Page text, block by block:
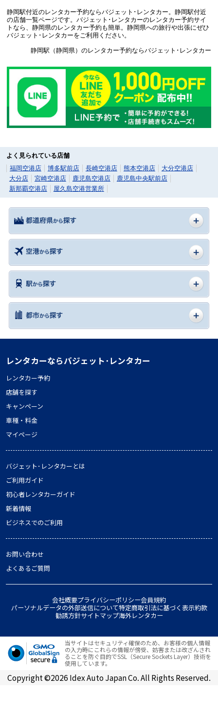
静岡駅付近のレンタカー予約ならバジェット･レンタカー。静岡駅付近
の店舗一覧ページです。バジェット･レンタカーのレンタカー予約サイ
トなら、静岡県のレンタカー予約も簡単。静岡県への旅行や出張にぜひ
バジェット･レンタカーをご利用ください。
静岡駅（静岡県）のレンタカー予約ならバジェット･レンタカー
よく見られている店舗
福岡空港店
博多駅前店 長崎空港店 熊本空港店
大分空港店
大分店
宮崎空港店 鹿児島空港店
鹿児島中央駅前店
新那覇空港店
屋久島空港営業所
レンタカーならバジェット･レンタカー
レンタカー予約
店舗を探す
キャンペーン
車種・料金
マイページ
バジェット･レンタカーとは
ご利用ガイド
初心者レンタカーガイド
新着情報
ビジネスでのご利用
お問い合わせ
よくあるご質問
会社概要プライバシーポリシー会員規約
パーソナルデータの外部送信について特定商取引法に基づく表示約款
勧誘方針サイトマップ海外レンタカー
当サイトはセキュリティ確保のため、お客様の個人情報
の入力時にこれらの情報が傍受、妨害または改ざんされ
ることを防ぐ目的でSSL（Secure Sockets Layer）技術を
使用しています。
Copyright ©2026 Idex Auto Japan Co. All Rights Reserved.